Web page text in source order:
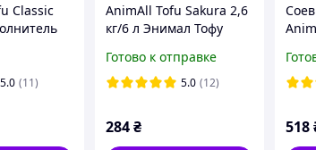
Classic
5.0 (11)
AnimAll Tofu Sakura 2,6
кг/6 л Энимал Тофу
ароматом сакури
Готово к отправке
5.0 (12)
284 ₴
л
518